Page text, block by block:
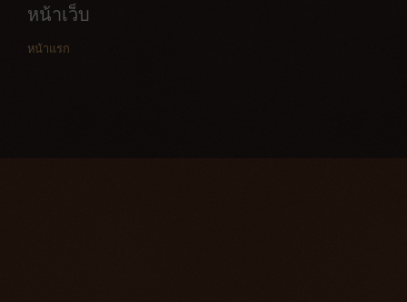
หน้าเว็บ
หน้าแรก